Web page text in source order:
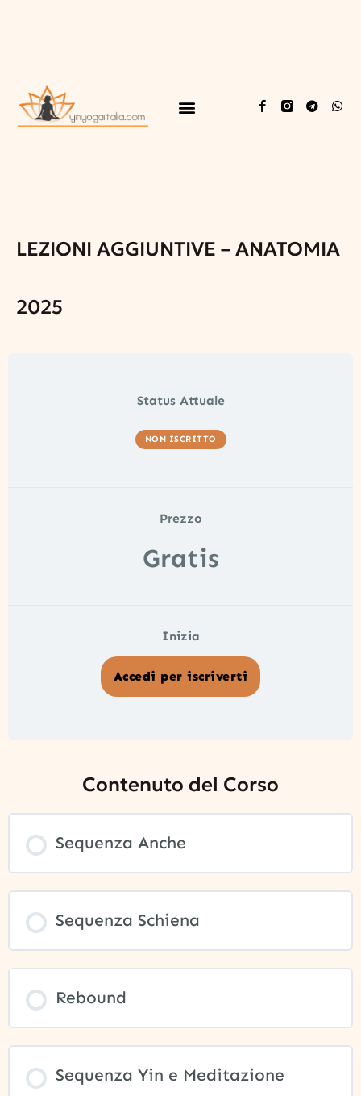
LEZIONI AGGIUNTIVE – ANATOMIA
2025
Status Attuale
NON ISCRITTO
Prezzo
Gratis
Inizia
Accedi per iscriverti
Contenuto del Corso
Sequenza Anche
Sequenza Schiena
Rebound
Sequenza Yin e Meditazione